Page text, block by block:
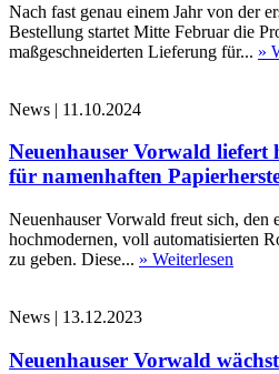
Nach fast genau einem Jahr von der
Bestellung startet Mitte Februar die
maßgeschneiderten Lieferung für... »
News | 11.10.2024
Neuenhauser Vorwald liefert
für namenhaften
Neuenhauser Vorwald freut sich, den
hochmodernen, voll automatisierten
zu geben. Diese... » Weiterlesen
News | 13.12.2023
Neuenhauser Vorwald